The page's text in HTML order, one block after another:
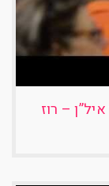
– רוז